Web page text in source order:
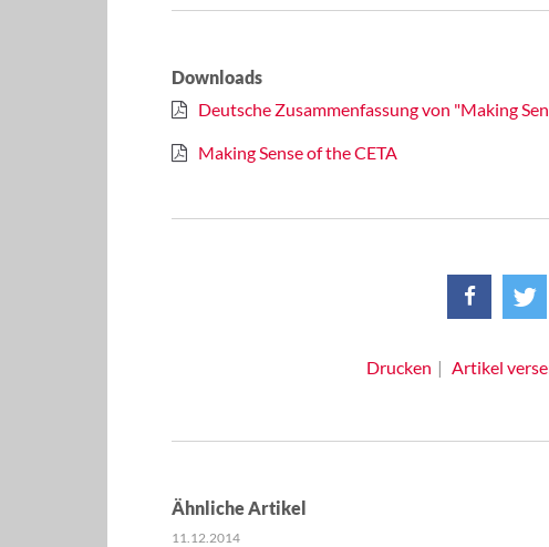
Downloads
Deutsche Zusammenfassung von "Making
Making Sense of the CETA
Drucken Artikel
Ähnliche Artikel
11.12.2014